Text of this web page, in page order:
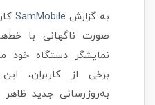
به گزارش SamMobile
صورت ناگهانی با
نمایشگر دستگاه خود
برخی از کاربران،
به‌روزرسانی جدید